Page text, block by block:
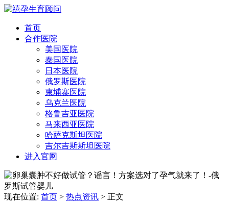
首页
合作医院
美国医院
泰国医院
日本医院
俄罗斯医院
柬埔寨医院
乌克兰医院
格鲁吉亚医院
马来西亚医院
哈萨克斯坦医院
吉尔吉斯斯坦医院
进入官网
现在位置: 首页 > 热点资讯 > 正文